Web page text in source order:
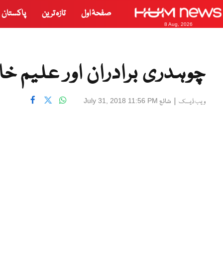
8 Aug, 2026
صفحۂ اول تازہ ترین پاکستان
چوہدری برادران اور
ویب ڈیسک | شائع July 31, 2018 11:56 PM